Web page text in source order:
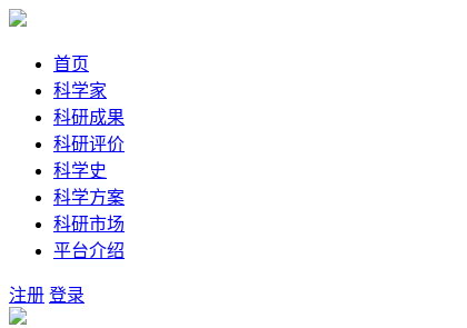
首页
科学家
科研成果
科研评价
科学史
科学方案
科研市场
平台介绍
注册 登录